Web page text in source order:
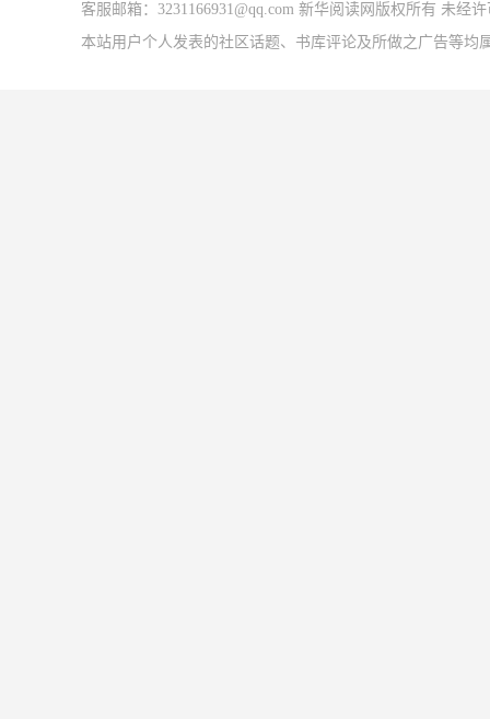
客服邮箱：3231166931@qq.com 新华阅读网版权所有 未经
本站用户个人发表的社区话题、书库评论及所做之广告等均